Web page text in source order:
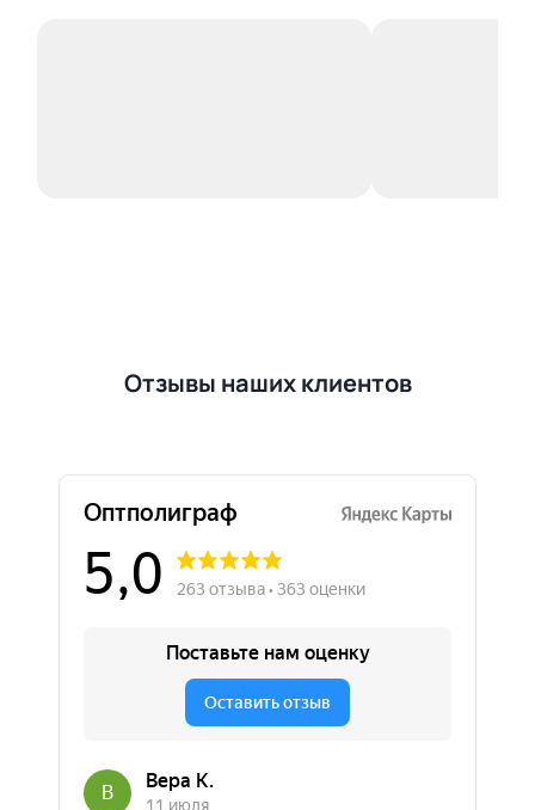
Отзывы наших клиентов